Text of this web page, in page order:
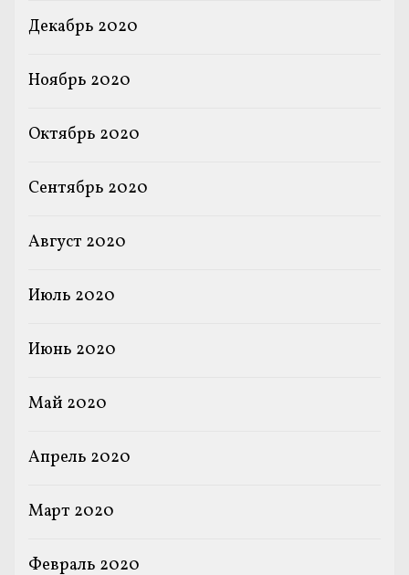
Декабрь 2020
Ноябрь 2020
Октябрь 2020
Сентябрь 2020
Август 2020
Июль 2020
Июнь 2020
Май 2020
Апрель 2020
Март 2020
Февраль 2020